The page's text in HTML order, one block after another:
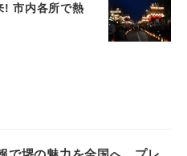
! 市内各所で熱